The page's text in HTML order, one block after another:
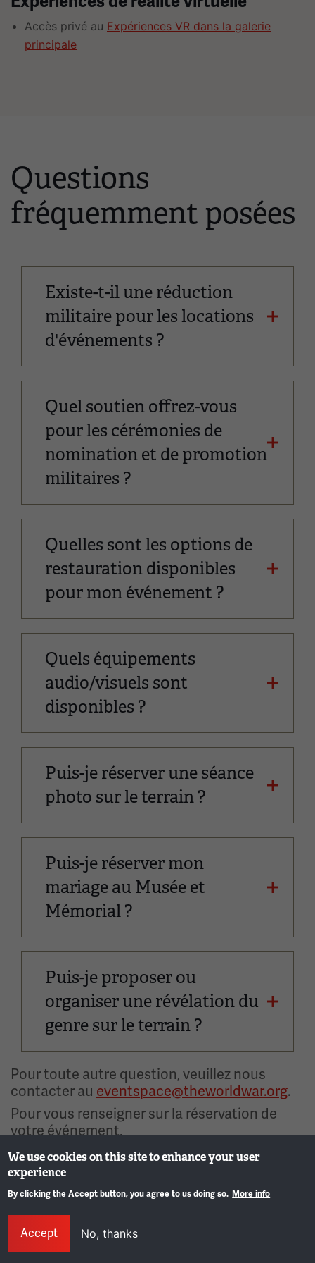
Utilisez
flèches
Accès privé au Expériences VR dans la galerie
principale
Questions
fréquemment posées
Existe-t-il une réduction
militaire pour les locations
d'événements ?
Quel soutien offrez-vous
pour les cérémonies de
nomination et de promotion
militaires ?
Quelles sont les options de
restauration disponibles
pour mon événement ?
Quels équipements
audio/visuels sont
disponibles ?
Puis-je réserver une séance
photo sur le terrain ?
Puis-je réserver mon
mariage au Musée et
Mémorial ?
Puis-je proposer ou
organiser une révélation du
genre sur le terrain ?
Pour toute autre question, veuillez nous
contacter au eventspace@theworldwar.org.
Pour vous renseigner sur la réservation de
votre événement,
remplissez ce formulaire avec vos dates
demandées, les chambres et plus encore
We use cookies on this site to enhance your user
experience
By clicking the Accept button, you agree to us doing so. More info
Accept No, thanks